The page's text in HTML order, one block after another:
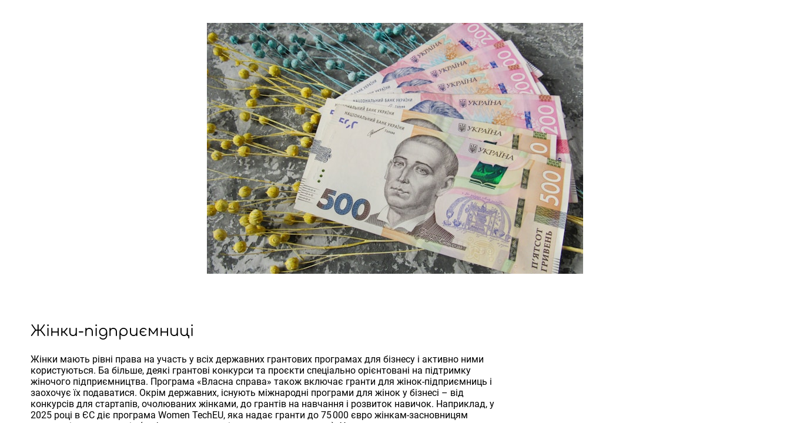
Жінки-підприємниці
Жінки мають рівні права на участь у всіх державних грантових програмах для бізнесу і активно ними
користуються. Ба більше, деякі грантові конкурси та проєкти спеціально орієнтовані на підтримку
жіночого підприємництва. Програма «Власна справа» також включає гранти для жінок-підприємниць і
заохочує їх подаватися. Окрім державних, існують міжнародні програми для жінок у бізнесі – від
конкурсів для стартапів, очолюваних жінками, до грантів на навчання і розвиток навичок. Наприклад, у
2025 році в ЄС діє програма Women TechEU, яка надає гранти до 75 000 євро жінкам-засновницям